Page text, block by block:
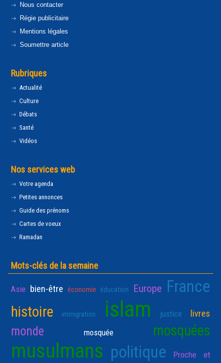
Nous contacter
Régie publicitaire
Mentions légales
Soumettre article
Rubriques
Actualité
Culture
Débats
Santé
Vidéos
Nos services web
Votre agenda
Petites annonces
Guide des prénoms
Cartes de voeux
Ramadan
Mots-clés de la semaine
Asie bien-être économie éducation Europe France
histoire immigration islam justice livres
monde mosquée mosquées
musulmans politique Proche et